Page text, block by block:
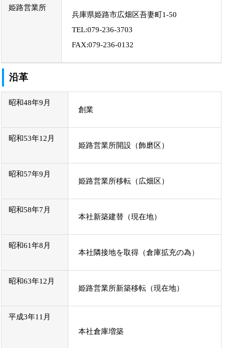
姫路営業所
兵庫県姫路市広畑区吾妻町1-50
TEL:079-236-3703
FAX:079-236-0132
沿革
昭和48年9月
創業
昭和53年12月
姫路営業所開設（飾磨区）
昭和57年9月
姫路営業所移転（広畑区）
昭和58年7月
本社新築建替（現在地）
昭和61年8月
本社隣接地を取得（倉庫拡充の為）
昭和63年12月
姫路営業所新築移転（現在地）
平成3年11月
本社倉庫増築